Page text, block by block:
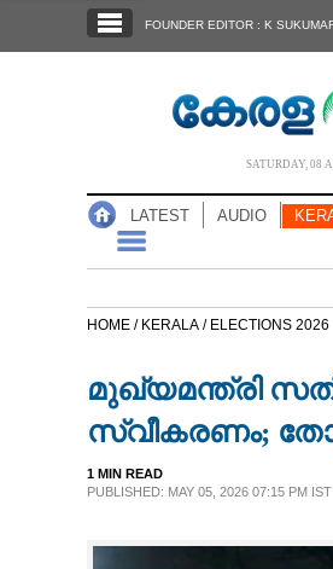
NOTIFIED NEWS
NEWS 360
CASE DIARY
FOUNDER EDITOR : K
SATURDAY, 08
LATEST AUDIO
HOME / KERALA / ELECTIONS 2026
മുഖ്യമന്ത്രി
സ്വീകരണം;
1 MIN READ
PUBLISHED: MAY 05, 2026 07:15 PM IST